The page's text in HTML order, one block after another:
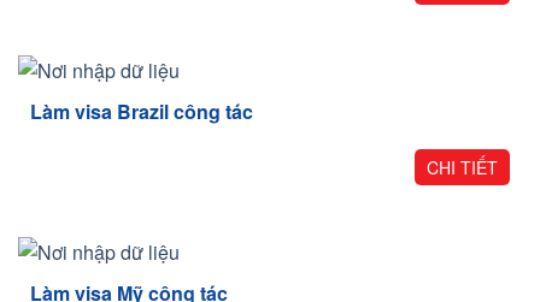
Làm visa Brazil công tác
CHI TIẾT
Làm visa Mỹ công tác